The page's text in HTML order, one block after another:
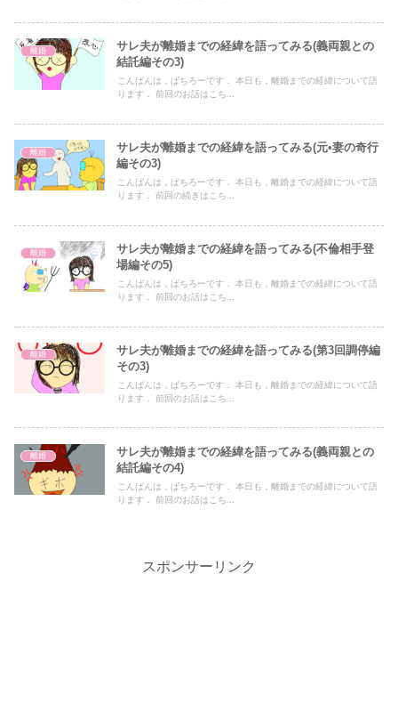
離婚
サレ夫が離婚までの経緯を語ってみる(義両親との
結託編その3)
こんばんは，ぱちろーです． 本日も，離婚までの経緯について語
ります． 前回のお話はこち...
離婚
サレ夫が離婚までの経緯を語ってみる(元•妻の奇行
編その3)
こんばんは，ぱちろーです． 本日も，離婚までの経緯について語
ります． 前回の続きはこち...
離婚
サレ夫が離婚までの経緯を語ってみる(不倫相手登
場編その5)
こんばんは，ぱちろーです． 本日も，離婚までの経緯について語
ります． 前回のお話はこち...
離婚
サレ夫が離婚までの経緯を語ってみる(第3回調停編
その3)
こんばんは，ぱちろーです． 本日も，離婚までの経緯について語
ります． 前回のお話はこち...
離婚
サレ夫が離婚までの経緯を語ってみる(義両親との
結託編その4)
こんばんは，ぱちろーです． 本日も，離婚までの経緯について語
ります． 前回のお話はこち...
スポンサーリンク